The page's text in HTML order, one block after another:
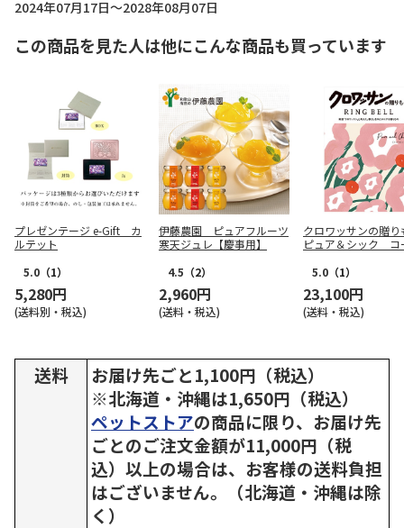
2024年07月17日～2028年08月07日
この商品を見た人は他にこんな商品も買っています
プレゼンテージ e-Gift カ
ルテット
5.0 （1）
5,280円
(送料別・税込)
伊藤農園 ピュアフルーツ
寒天ジュレ【慶事用】
4.5 （2）
2,960円
(送料・税込)
クロワッサンの贈
ピュア＆シック コ
5.0 （1）
23,100円
(送料・税込)
送料
お届け先ごと1,100円（税込）
※北海道・沖縄は1,650円（税込）
ペットストアの商品に限り、お届け先
ごとのご注文金額が11,000円（税
込）以上の場合は、お客様の送料負担
はございません。（北海道・沖縄は除
く）